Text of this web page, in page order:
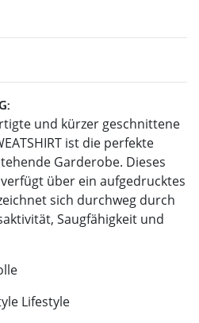
und kürzer geschnittene
ist die perfekte
Garderobe. Dieses
über ein aufgedrucktes
sich durchweg durch
Saugfähigkeit und
Lifestyle